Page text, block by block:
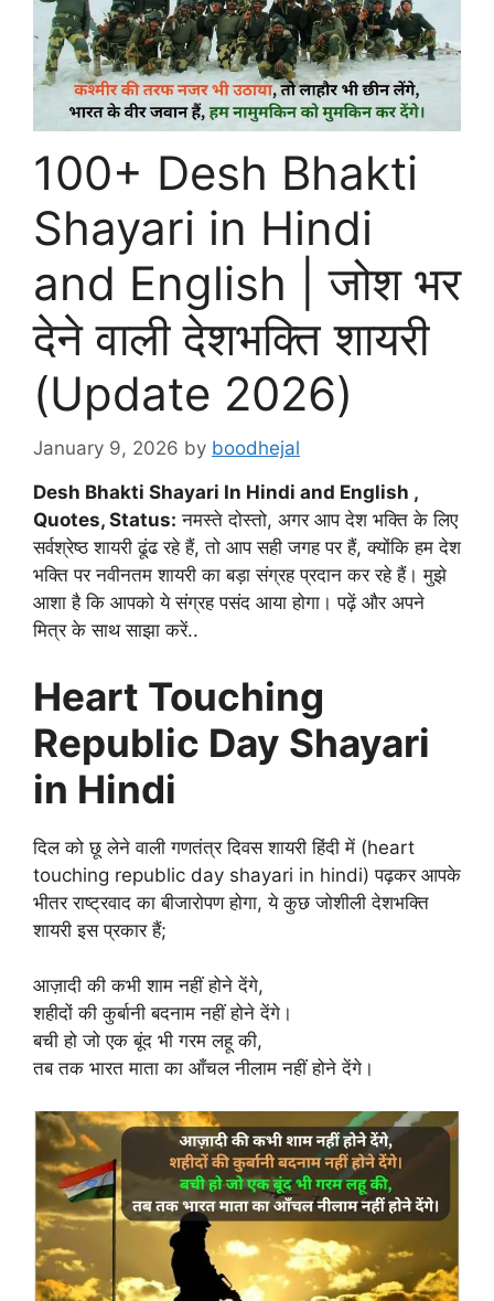
100+ Desh Bhakti
Shayari in Hindi
and English | जोश भर
देने वाली देशभक्ति शायरी
(Update 2026)
January 9, 2026 by boodhejal
Desh Bhakti Shayari In Hindi and English ,
Quotes, Status: नमस्ते दोस्तो, अगर आप देश भक्ति के लिए
सर्वश्रेष्ठ शायरी ढूंढ रहे हैं, तो आप सही जगह पर हैं, क्योंकि हम देश
भक्ति पर नवीनतम शायरी का बड़ा संग्रह प्रदान कर रहे हैं। मुझे
आशा है कि आपको ये संग्रह पसंद आया होगा। पढ़ें और अपने
मित्र के साथ साझा करें..
Heart Touching
Republic Day Shayari
in Hindi
दिल को छू लेने वाली गणतंत्र दिवस शायरी हिंदी में (heart
touching republic day shayari in hindi) पढ़कर आपके
भीतर राष्ट्रवाद का बीजारोपण होगा, ये कुछ जोशीली देशभक्ति
शायरी इस प्रकार हैं;
आज़ादी की कभी शाम नहीं होने देंगे,
शहीदों की कुर्बानी बदनाम नहीं होने देंगे।
बची हो जो एक बूंद भी गरम लहू की,
तब तक भारत माता का आँचल नीलाम नहीं होने देंगे।